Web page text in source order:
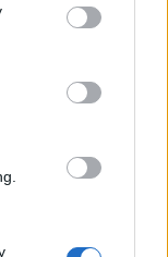
ψωμί του.
μαγαζιά σε
του -αν
Του
που